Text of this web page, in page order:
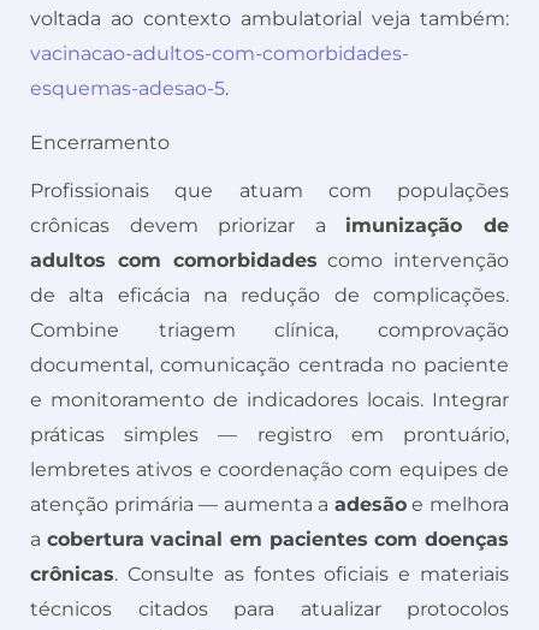
voltada ao contexto ambulatorial veja também:
vacinacao-adultos-com-comorbidades-
esquemas-adesao-5.
Encerramento
Profissionais que atuam com populações
crônicas devem priorizar a imunização de
adultos com comorbidades como intervenção
de alta eficácia na redução de complicações.
Combine triagem clínica, comprovação
documental, comunicação centrada no paciente
e monitoramento de indicadores locais. Integrar
práticas simples — registro em prontuário,
lembretes ativos e coordenação com equipes de
atenção primária — aumenta a adesãoe melhora
a cobertura vacinal em pacientes com doenças
crônicas. Consulte as fontes oficiais e materiais
técnicos citados para atualizar protocolos